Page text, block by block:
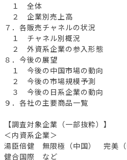
１ 全体
２ 企業別売上高
７．各販売チャネルの状況
１ チャネル別概況
２ 外資系企業の参入形態
８．今後の展望
１ 今後の中国市場の動向
２ 今後の市場規模予測
３ 今後の日系企業の動向
９．各社の主要商品一覧
【調査対象企業（一部抜粋）】
＜内資系企業＞
湯臣倍健 無限極（中国） 完美
健合国際 など